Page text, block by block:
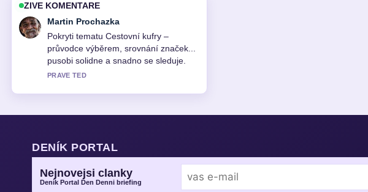
ZIVE KOMENTARE
Eva Kucerova
Vyborna verifikace kolem Šaty na
maturitní ples: průvodce výběrem,
etiketou.... Vic redakci by melo psat
timto stylem.
DENÍK PORTAL
Nejnovejsi clanky